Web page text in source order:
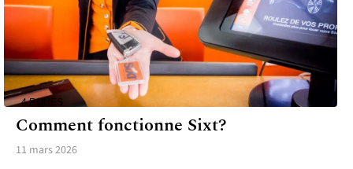
4 ROUES
Comment fonctionne Sixt?
11 mars 2026